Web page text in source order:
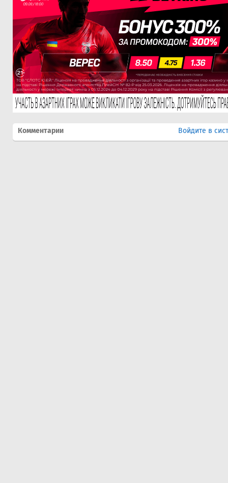
Комментарии Войдите в